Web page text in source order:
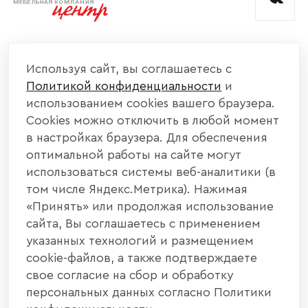
КАТАЛОГ МЕБЕЛИ
ИНФОРМАЦИЯ
НАШИ КОНТАКТЫ
+7 800 700 20 58
440004, г. Пенза, ул. Рябова, д. 31
info@interier-center.ru
Используя сайт, вы соглашаетесь с
Политикой конфиденциальности и
использованием cookies вашего браузера.
Cookies можно отключить в любой момент
в настройках браузера. Для обеспечения
оптимальной работы на сайте могут
использоваться системы веб-аналитики (в
том числе Яндекс.Метрика). Нажимая
«Принять» или продолжая использование
сайта, Вы соглашаетесь с применением
указанных технологий и размещением
cookie-файлов, а также подтверждаете
свое согласие на сбор и обработку
персональных данных согласно Политики